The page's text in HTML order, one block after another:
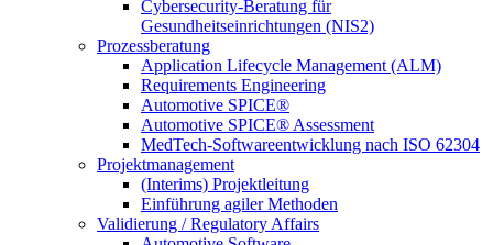
Cybersecurity-Beratung für
Gesundheitseinrichtungen (NIS2)
Prozessberatung
Application Lifecycle Management (ALM)
Requirements Engineering
Automotive SPICE®
Automotive SPICE® Assessment
MedTech-Softwareentwicklung nach ISO 62304
Projektmanagement
(Interims) Projektleitung
Einführung agiler Methoden
Validierung / Regulatory Affairs